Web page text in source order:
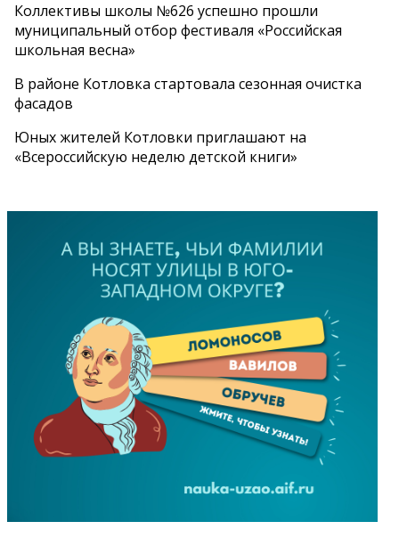
Коллективы школы №626 успешно прошли
муниципальный отбор фестиваля «Российская
школьная весна»
В районе Котловка стартовала сезонная очистка
фасадов
Юных жителей Котловки приглашают на
«Всероссийскую неделю детской книги»